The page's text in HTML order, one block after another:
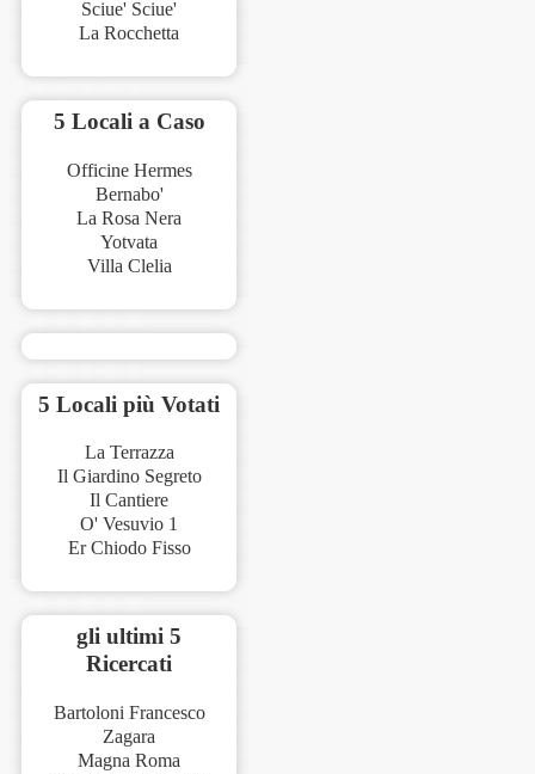
Sciue' Sciue'
La Rocchetta
5 Locali a Caso
Officine Hermes
Bernabo'
La Rosa Nera
Yotvata
Villa Clelia
5 Locali più Votati
La Terrazza
Il Giardino Segreto
Il Cantiere
O' Vesuvio 1
Er Chiodo Fisso
gli ultimi 5
Ricercati
Bartoloni Francesco
Zagara
Magna Roma